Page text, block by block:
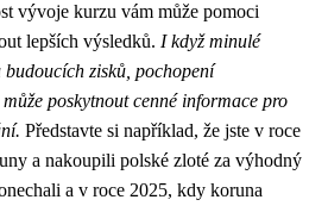
vývoje kurzu vám může pomoci
lepších výsledků. I když minulé
zisků, pochopení
poskytnout cenné informace pro
Představte si například, že jste v roce
a nakoupili polské zloté za výhodný
a v roce 2025, kdy koruna